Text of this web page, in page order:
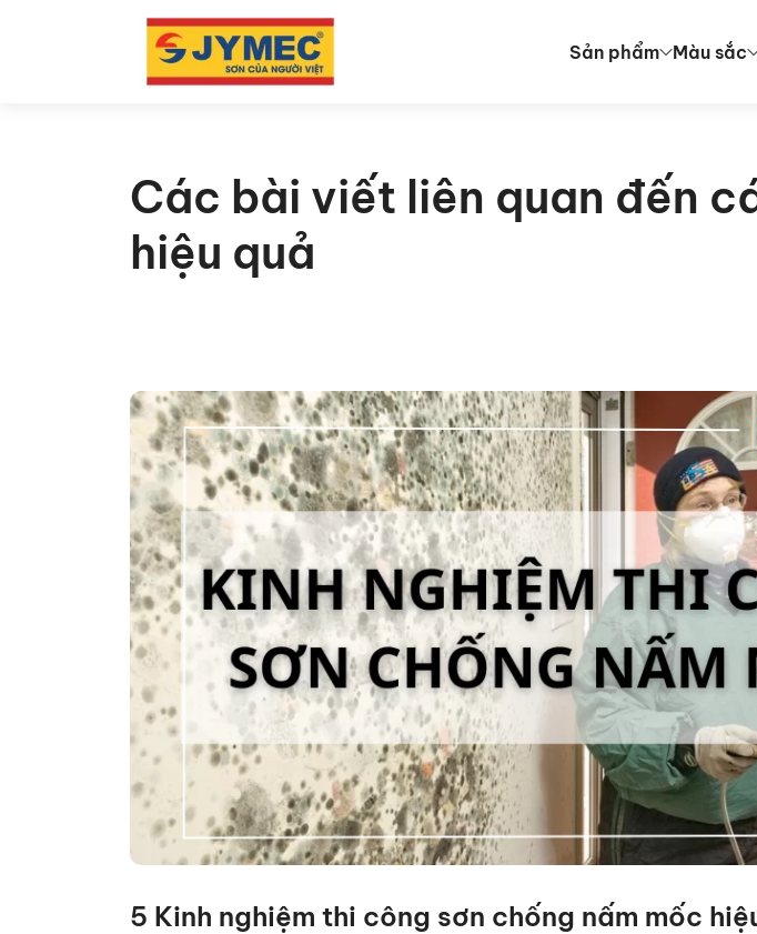
Sản phẩm Màu sắc
Các bài viết liên quan đến
hiệu quả
5 Kinh nghiệm thi công sơn chống nấm mốc